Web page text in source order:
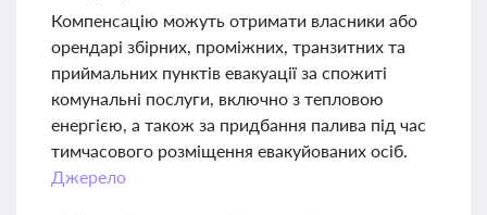
Компенсацію можуть отримати власники або
орендарі збірних, проміжних, транзитних та
приймальних пунктів евакуації за спожиті
комунальні послуги, включно з тепловою
енергією, а також за придбання палива під час
тимчасового розміщення евакуйованих осіб.
Джерело